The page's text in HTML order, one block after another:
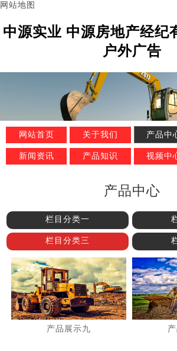
网站地图
中源实业 中源房地产经纪
户外广告
网站首页 关于我们 产品中
新闻资讯 产品知识 视频中
产品中心
栏目分类一
栏目分类三
产品展示九